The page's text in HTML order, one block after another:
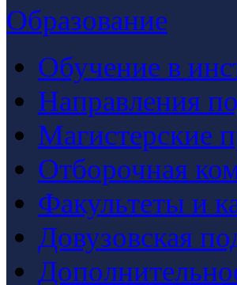
Образование
Обучение в
Направления
Магистерские
Отборочная
Факультеты и
Довузовская